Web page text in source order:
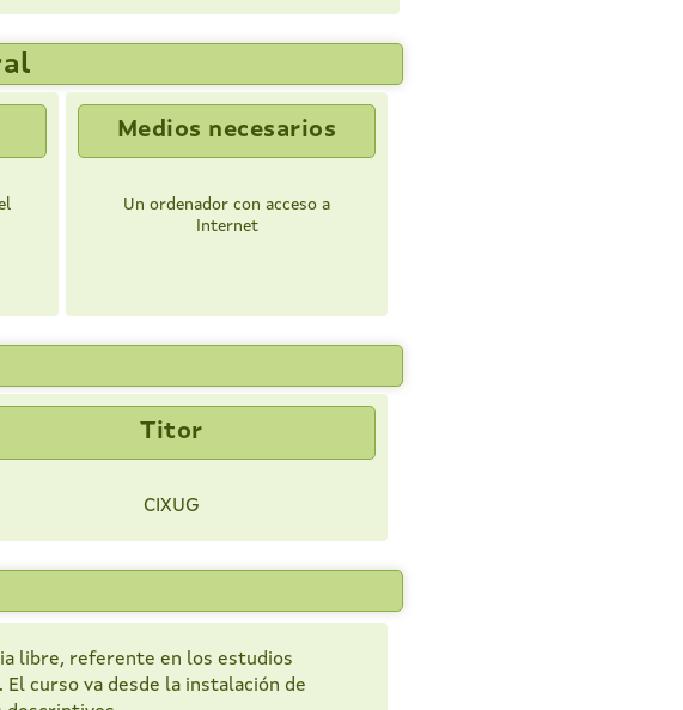
Medios necesarios
Un ordenador con acceso a
Internet
Titor
CIXUG
libre, referente en los estudios
curso va desde la instalación de